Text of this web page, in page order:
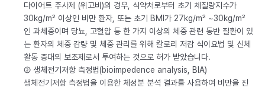
다이어트 주사제 (위고비)의 경우, 식약처로부터 초기 체질량지수가
30kg/m² 이상인 비만 환자, 또는 초기 BMI가 27kg/m² ~30kg/m²
인 과체중이며 당뇨, 고혈압 등 한 가지 이상의 체중 관련 동반 질환이 있
는 환자의 체중 감량 및 체중 관리를 위해 칼로리 저감 식이요법 및 신체
활동 증대의 보조제로서 투여하는 것으로 허가 받았습니다.
② 생체전기저항 측정법(bioimpedence analysis, BIA)
생체전기저항 측정법을 이용한 체성분 분석 결과를 사용하여 비만을 진